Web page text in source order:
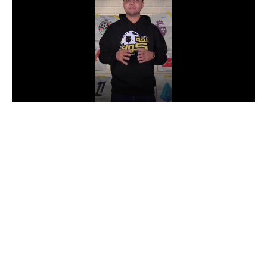
الدوري السعودي للمحترفين
دوري أبطال إفريقيا